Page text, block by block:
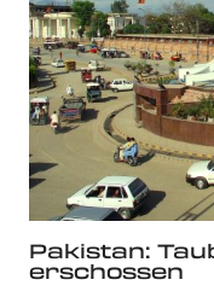
Pakistan:
erschossen